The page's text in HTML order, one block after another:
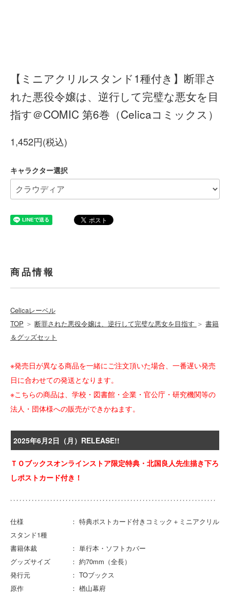
【ミニアクリルスタンド1種付き】断罪さ
れた悪役令嬢は、逆行して完璧な悪女を目
指す＠COMIC 第6巻（Celicaコミックス）
1,452円(税込)
キャラクター選択
商品情報
Celicaレーベル
TOP ＞ 断罪された悪役令嬢は、逆行して完璧な悪女を目指す ＞ 書籍
＆グッズセット
※発売日が異なる商品を一緒にご注文頂いた場合、一番遅い発売
日に合わせての発送となります。
※こちらの商品は、学校・図書館・企業・官公庁・研究機関等の
法人・団体様への販売ができかねます。
2025年6月2日（月）RELEASE!!
ＴＯブックスオンラインストア限定特典・北国良人先生描き下ろ
しポストカード付き！
仕様 ： 特典ポストカード付きコミック＋ミニアクリル
スタンド1種
書籍体裁 ： 単行本・ソフトカバー
グッズサイズ ： 約70mm（全長）
発行元 ： TOブックス
原作 ： 楢山幕府